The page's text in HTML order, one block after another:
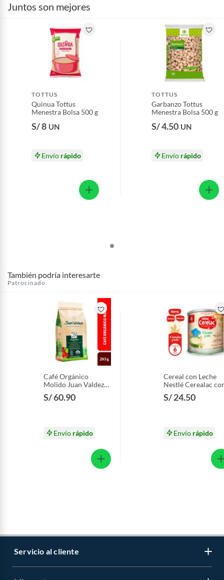
Juntos son mejores
TOTTUS
Quinua Tottus
Menestra Bolsa 500 g
S/ 8 UN
Envío rápido
TOTTUS
Garbanzo Tottus
Menestra Bolsa 500 g
S/ 4.50 UN
Envío rápido
También podría interesarte
Patrocinado
Café Orgánico
Molido Juan Valdez
Empaque 283 g
S/ 60.90
Envío rápido
Cereal con Leche
Nestlé Cerealac
Probióticos Lata
g
S/ 24.50
Envío rápido
Servicio al cliente